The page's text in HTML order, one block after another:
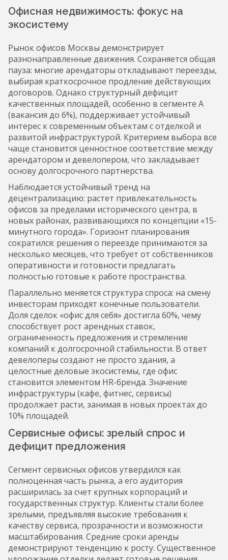
Офисная недвижимость: фокус на
экосистему
Рынок офисов Москвы демонстрирует
разнонаправленные движения. Сохраняется общая
пауза: многие арендаторы откладывают переезды,
выбирая краткосрочное продление действующих
договоров. Однако структурный дефицит
качественных площадей, особенно в сегменте А
(вакансия до 6%), поддерживает устойчивый
интерес к современным объектам с отделкой и
развитой инфраструктурой. Критерием выбора все
чаще становится ценностное соответствие между
арендатором и девелопером, что закладывает
основу долгосрочного партнерства.
Наблюдается устойчивый тренд на
децентрализацию: растет привлекательность
офисов за пределами исторического центра, в
новых районах, развивающихся по концепции «15-
минутного города». Горизонт планирования
сократился: решения о переезде принимаются за
несколько месяцев, что требует от собственников
оперативности и готовности предлагать
полностью готовые к работе пространства.
Параллельно меняется структура спроса: на смену
инвесторам приходят конечные пользователи.
Доля сделок «офис для себя» достигла 60%, чему
способствует рост арендных ставок,
ограниченность предложения и стремление
компаний к долгосрочной стабильности. В ответ
девелоперы создают не просто здания, а
целостные деловые экосистемы, где офис
становится элементом HR-бренда. Значение
инфраструктуры (кафе, фитнес, сервисы)
продолжает расти, занимая в новых проектах до
10% площадей.
Сервисные офисы: зрелый спрос и
дефицит предложения
Сегмент сервисных офисов утвердился как
полноценная часть рынка, а его аудитория
расширилась за счет крупных корпораций и
государственных структур. Клиенты стали более
зрелыми, предъявляя высокие требования к
качеству сервиса, прозрачности и возможности
масштабирования. Средние сроки аренды
демонстрируют тенденцию к росту. Существенное